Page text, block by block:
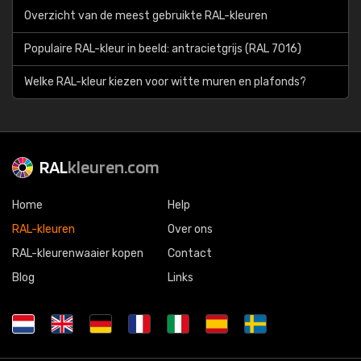
Overzicht van de meest gebruikte RAL-kleuren
Populaire RAL-kleur in beeld: antracietgrijs (RAL 7016)
Welke RAL-kleur kiezen voor witte muren en plafonds?
RALkleuren.com
Home
RAL-kleuren
RAL-kleurenwaaier kopen
Blog
Help
Over ons
Contact
Links